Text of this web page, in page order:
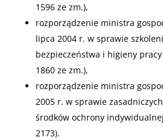
1596 ze zm.),
rozporządzenie ministra
lipca 2004 r. w sprawie
bezpieczeństwa i higieny
1860 ze zm.),
rozporządzenie ministra
2005 r. w sprawie
środków ochrony
2173).